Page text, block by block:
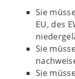
Sie
EU, des
Sie
Sie